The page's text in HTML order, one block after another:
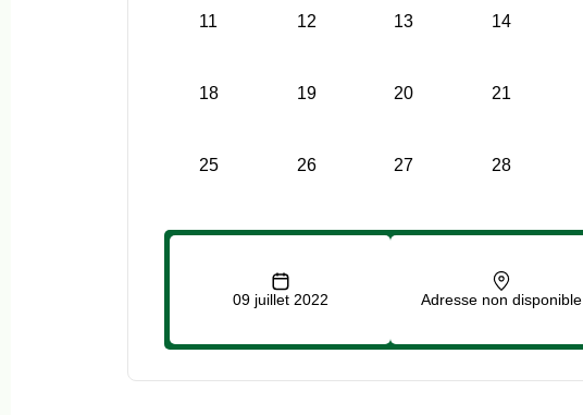
11 12 13 14
18 19 20 21
25 26 27 28
09 juillet 2022 Adresse non disponible